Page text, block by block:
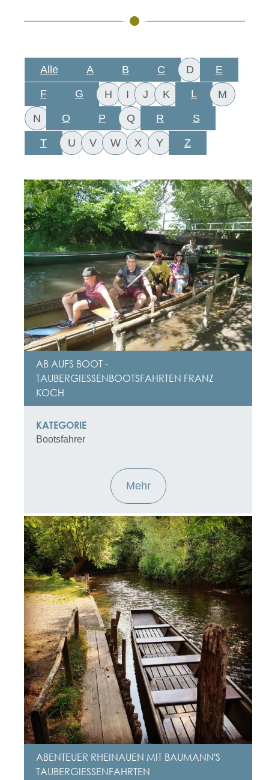
Alle A B C D E
F G H I J K L M
N O P Q R S
T U V W X Y Z
AB AUFS BOOT -
TAUBERGIESSENBOOTSFAHRTEN FRANZ K
OCH
KATEGORIE
Bootsfahrer
Mehr
ABENTEUER RHEINAUEN MIT BAUMANN'S
TAUBERGIESSENFAHRTEN